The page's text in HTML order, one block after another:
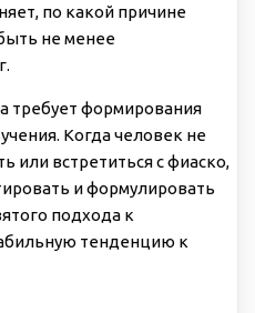
по какой причине
не менее
требует формирования
Когда человек не
или встретиться с фиаско,
и формулировать
подхода к
тенденцию к